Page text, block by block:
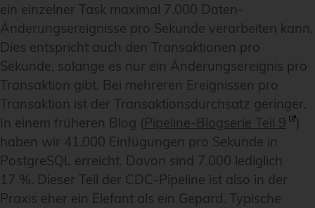
ein einzelner Task maximal 7.000 Daten-
Änderungsereignisse pro Sekunde verarbeiten kann.
Dies entspricht auch den Transaktionen pro
Sekunde, solange es nur ein Änderungsereignis pro
Transaktion gibt. Bei mehreren Ereignissen pro
Transaktion ist der Transaktionsdurchsatz geringer.
In einem früheren Blog (Pipeline-Blogserie Teil 9
)
haben wir 41.000 Einfügungen pro Sekunde in
PostgreSQL erreicht. Davon sind 7.000 lediglich
17 %. Dieser Teil der CDC-Pipeline ist also in der
Praxis eher ein Elefant als ein Gepard. Typische